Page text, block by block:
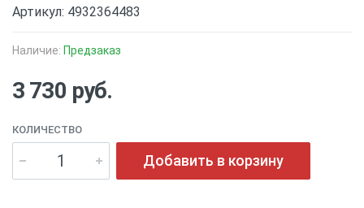
Артикул: 4932364483
Наличие: Предзаказ
3 730 руб.
КОЛИЧЕСТВО
Добавить в корзину